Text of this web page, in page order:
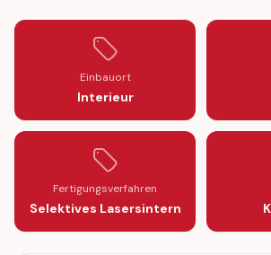
Einbauort
Interieur
Fertigungsverfahren
Selektives Lasersintern